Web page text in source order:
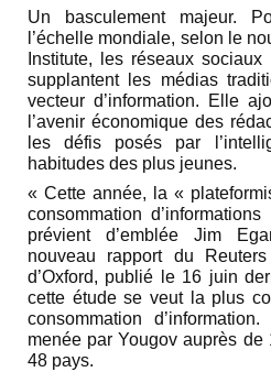
Un basculement majeur.
l’échelle mondiale, selon le
Institute, les réseaux
supplantent les médias
vecteur d’information. Elle
l’avenir économique des
les défis posés par
habitudes des plus jeunes.
«Cette année, la «
consommation
prévient d’emblée Jim
nouveau rapport du
d’Oxford, publié le 16 juin
cette étude se veut la plus
consommation
menée par Yougov auprès
48 pays.